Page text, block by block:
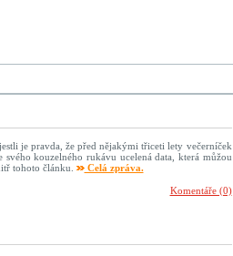
je pravda, že před nějakými třiceti lety večerníček
kouzelného rukávu ucelená data, která můžou
tohoto článku.
Celá zpráva.
Komentáře (0)